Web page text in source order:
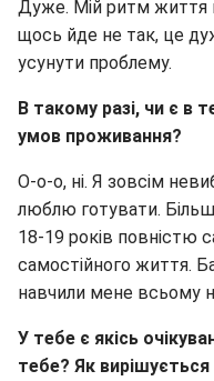
Дуже. Мій ритм життя
щось йде не так, це
усунути проблему.
В такому разі, чи є в
умов проживання?
О-о-о, ні. Я зовсім
люблю готувати.
18-19 років повністю
самостійного життя.
навчили мене всьому
У тебе є якісь
тебе? Як